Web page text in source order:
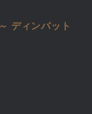
ディンバット